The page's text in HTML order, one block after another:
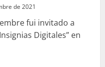
de 2021
fui invitado a
Digitales” en